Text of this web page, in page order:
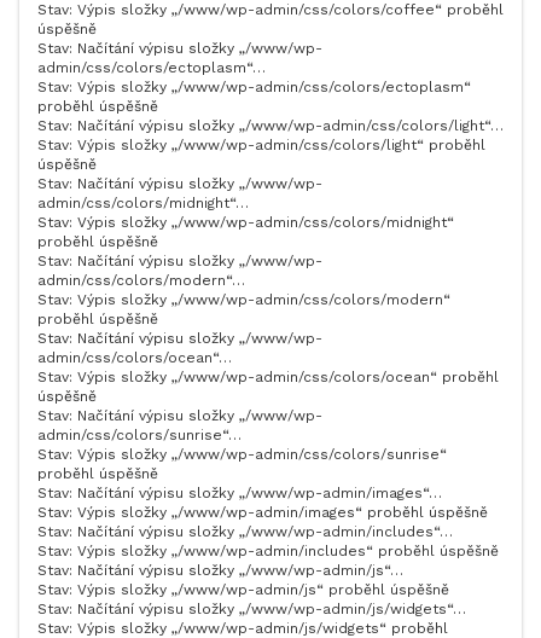
Stav: Výpis složky „/www/wp-admin/css/colors/coffee“ proběhl
úspěšně
Stav: Načítání výpisu složky „/www/wp-
admin/css/colors/ectoplasm“…
Stav: Výpis složky „/www/wp-admin/css/colors/ectoplasm“
proběhl úspěšně
Stav: Načítání výpisu složky „/www/wp-admin/css/colors/light“…
Stav: Výpis složky „/www/wp-admin/css/colors/light“ proběhl
úspěšně
Stav: Načítání výpisu složky „/www/wp-
admin/css/colors/midnight“…
Stav: Výpis složky „/www/wp-admin/css/colors/midnight“
proběhl úspěšně
Stav: Načítání výpisu složky „/www/wp-
admin/css/colors/modern“…
Stav: Výpis složky „/www/wp-admin/css/colors/modern“
proběhl úspěšně
Stav: Načítání výpisu složky „/www/wp-
admin/css/colors/ocean“…
Stav: Výpis složky „/www/wp-admin/css/colors/ocean“ proběhl
úspěšně
Stav: Načítání výpisu složky „/www/wp-
admin/css/colors/sunrise“…
Stav: Výpis složky „/www/wp-admin/css/colors/sunrise“
proběhl úspěšně
Stav: Načítání výpisu složky „/www/wp-admin/images“…
Stav: Výpis složky „/www/wp-admin/images“ proběhl úspěšně
Stav: Načítání výpisu složky „/www/wp-admin/includes“…
Stav: Výpis složky „/www/wp-admin/includes“ proběhl úspěšně
Stav: Načítání výpisu složky „/www/wp-admin/js“…
Stav: Výpis složky „/www/wp-admin/js“ proběhl úspěšně
Stav: Načítání výpisu složky „/www/wp-admin/js/widgets“…
Stav: Výpis složky „/www/wp-admin/js/widgets“ proběhl